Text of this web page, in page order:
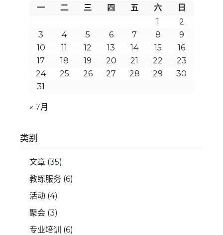
一 二 三 四 五 六
日
1
2
3
4 5 6 7 8
9
10
11 12 13 14 15
16
17
18 19 20 21 22
23
24
25 26 27 28 29
30
31
« 7月
类别
文章(35)
教练服务(6)
活动(4)
聚会(3)
专业培训 (6)